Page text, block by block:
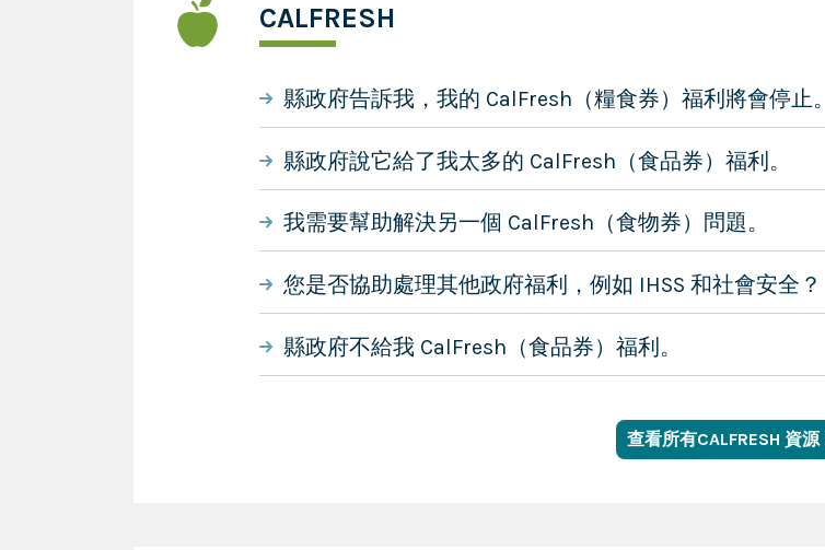
CALFRESH
縣政府告訴我，我的 CalFresh（糧食券）福利將會停止。
縣政府說它給了我太多的 CalFresh（食品券）福利。
我需要幫助解決另一個 CalFresh（食物券）問題。
您是否協助處理其他政府福利，例如 IHSS 和社會安全？
縣政府不給我 CalFresh（食品券）福利。
查看所有CALFRESH 資源